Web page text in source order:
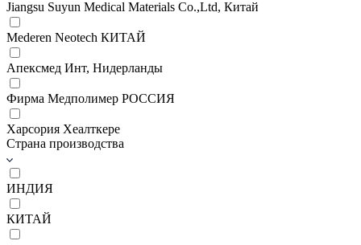
Jiangsu Suyun Medical Materials Co.,Ltd, Китай
Mederen Neotech КИТАЙ
Апексмед Инт, Нидерланды
Фирма Медполимер РОССИЯ
Харсория Хеалткере
Страна производства
ИНДИЯ
КИТАЙ